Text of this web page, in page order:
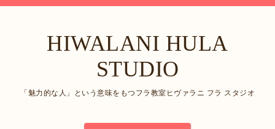
HIWALANI HULA
STUDIO
「魅力的な人」という意味をもつフラ教室ヒヴァラニ フラ スタジオ